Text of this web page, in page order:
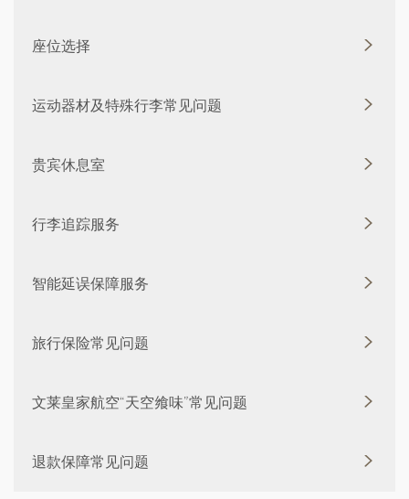
座位选择
运动器材及特殊行李常见问题
贵宾休息室
行李追踪服务
智能延误保障服务
旅行保险常见问题
文莱皇家航空“天空飨味”常见问题
退款保障常见问题